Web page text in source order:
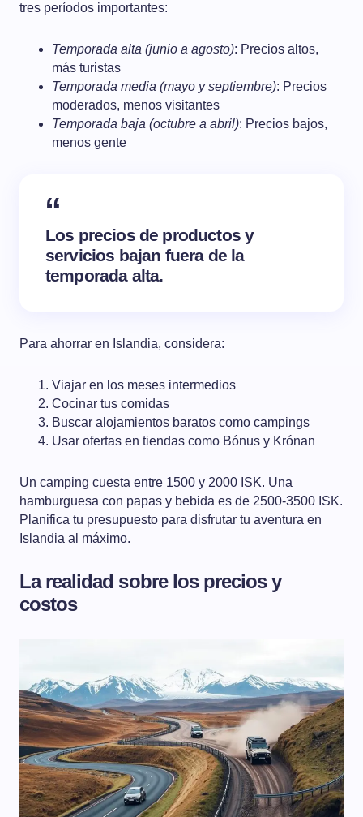
tres períodos importantes:
Temporada alta (junio a agosto): Precios altos,
más turistas
Temporada media (mayo y septiembre): Precios
moderados, menos visitantes
Temporada baja (octubre a abril): Precios bajos,
menos gente
Los precios de productos y
servicios bajan fuera de la
temporada alta.
Para ahorrar en Islandia, considera:
Viajar en los meses intermedios
Cocinar tus comidas
Buscar alojamientos baratos como campings
Usar ofertas en tiendas como Bónus y Krónan
Un camping cuesta entre 1500 y 2000 ISK. Una
hamburguesa con papas y bebida es de 2500-3500 ISK.
Planifica tu presupuesto para disfrutar tu aventura en
Islandia al máximo.
La realidad sobre los precios y
costos